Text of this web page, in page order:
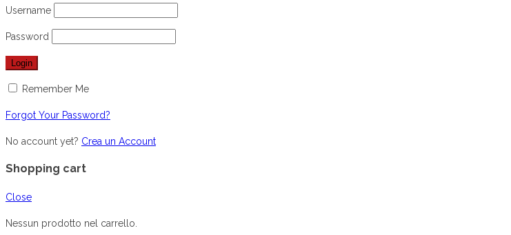
Username
Password
Remember Me
Forgot Your Password?
No account yet? Crea un Account
Shopping cart
Close
Nessun prodotto nel carrello.